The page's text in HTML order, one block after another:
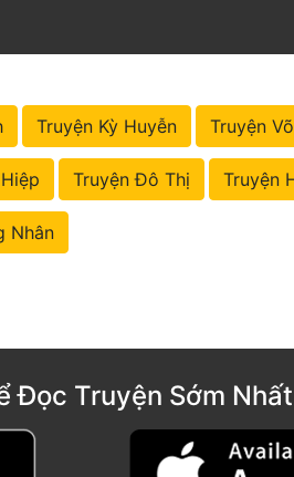
Truyện Kỳ Huyễn Truyện
Truyện Đô Thị Truyện
Nhân
Đọc Truyện Sớm Nhất